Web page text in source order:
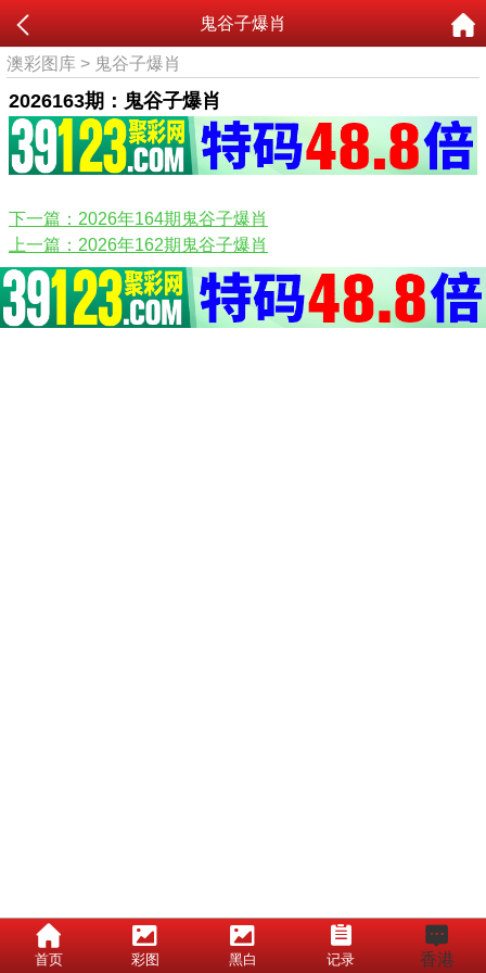
首页 彩图 黑白 记录 香港
鬼谷子爆肖
澳彩图库 > 鬼谷子爆肖
2026163期：鬼谷子爆肖
下一篇：2026年164期鬼谷子爆肖
上一篇：2026年162期鬼谷子爆肖